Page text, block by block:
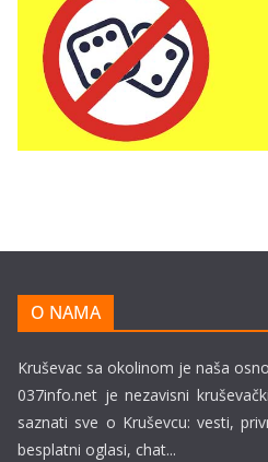
O NAMA
Kruševac sa okolinom je naša
037info.net je nezavisni
saznati sve o Kruševcu: vesti,
besplatni oglasi, chat...